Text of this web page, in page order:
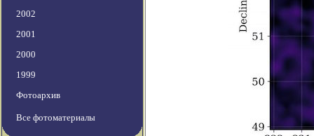
2002
2001
2000
1999
Фотоархив
Все фотоматериалы